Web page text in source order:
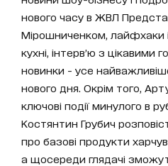
нового часу в ЖВЛ
Мірошниченком, лайфхаки
кухні, інтерв’ю з цікавими
новинки - усе
нового дня. Окрім того,
ключові події минулого в
Костянтин Грубич
про базові продукти
а щосереди глядачі